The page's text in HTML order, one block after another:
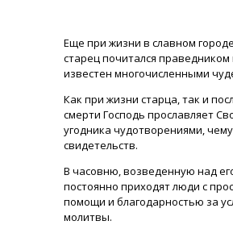
Еще при жизни в славном
старец почитался праведником
известен многочисленными
Как при жизни старца, так и
смерти Господь прославляет
угодника чудотворениями,
свидетельств.
В часовню, возведенную над
постоянно приходят люди с
помощи и благодарностью за
молитвы.